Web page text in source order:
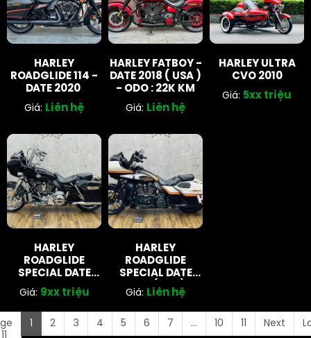
HARLEY
ROADGLIDE 114 -
DATE 2020
Giá: Liên hệ
HARLEY FATBOY -
DATE 2018 ( USA )
- ODO : 22K KM
Giá: Liên hệ
HARLEY ULTRA
CVO 2010
Giá: 5xx triệu
HARLEY
ROADGLIDE
SPECIAL DATE
2021
Giá: 9xx triệu
HARLEY
ROADGLIDE
SPECIAL DATE
2018 (USA)
Giá: Liên hệ
2 3 4 5 6 7 ... 10 Next